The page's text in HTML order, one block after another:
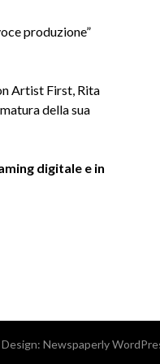
produzione”
Artist First, Rita
della sua
digitale e in
Newspaperly